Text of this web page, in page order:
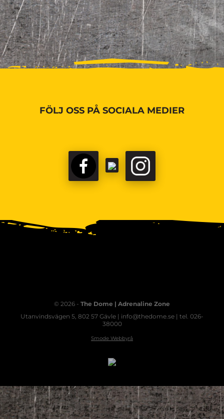
FÖLJ OSS PÅ SOCIALA MEDIER
© 2026 - The Dome | Adrenaline Zone
Utanvindsvägen 5, 802 57 Gävle | info@thedome.se | tel. 026-
38000
Smode Webbyrå